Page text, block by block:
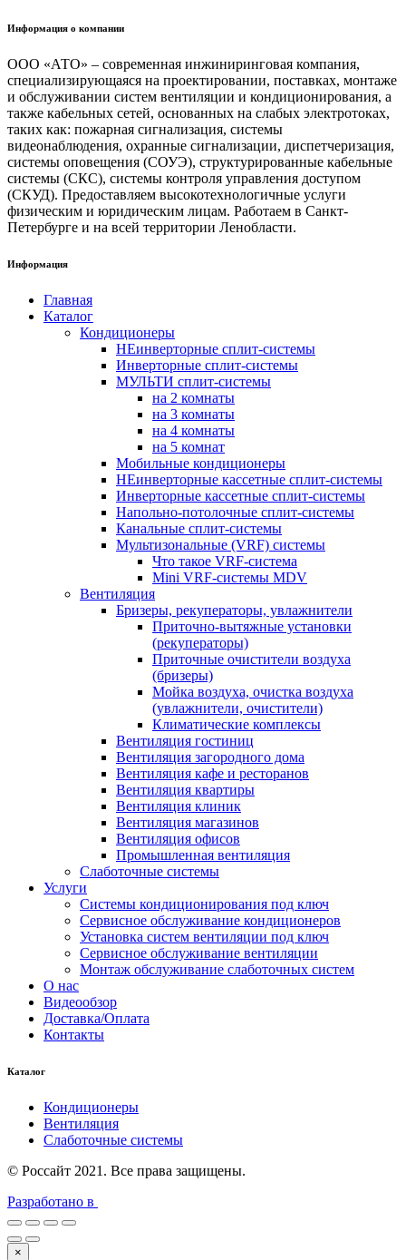
Информация о компании
ООО «АТО» – современная инжиниринговая компания,
специализирующаяся на проектировании, поставках, монтаже
и обслуживании систем вентиляции и кондиционирования, а
также кабельных сетей, основанных на слабых электротоках,
таких как: пожарная сигнализация, системы
видеонаблюдения, охранные сигнализации, диспетчеризация,
системы оповещения (СОУЭ), структурированные кабельные
системы (СКС), системы контроля управления доступом
(СКУД). Предоставляем высокотехнологичные услуги
физическим и юридическим лицам. Работаем в Санкт-
Петербурге и на всей территории Ленобласти.
Информация
Главная
Каталог
Кондиционеры
НЕинверторные сплит-системы
Инверторные сплит-системы
МУЛЬТИ сплит-системы
на 2 комнаты
на 3 комнаты
на 4 комнаты
на 5 комнат
Мобильные кондиционеры
НЕинверторные кассетные сплит-системы
Инверторные кассетные сплит-системы
Напольно-потолочные сплит-системы
Канальные сплит-системы
Мультизональные (VRF) системы
Что такое VRF-система
Mini VRF-системы MDV
Вентиляция
Бризеры, рекуператоры, увлажнители
Приточно-вытяжные установки
(рекуператоры)
Приточные очистители воздуха
(бризеры)
Мойка воздуха, очистка воздуха
(увлажнители, очистители)
Климатические комплексы
Вентиляция гостиниц
Вентиляция загородного дома
Вентиляция кафе и ресторанов
Вентиляция квартиры
Вентиляция клиник
Вентиляция магазинов
Вентиляция офисов
Промышленная вентиляция
Слаботочные системы
Услуги
Системы кондиционирования под ключ
Сервисное обслуживание кондиционеров
Установка систем вентиляции под ключ
Сервисное обслуживание вентиляции
Монтаж обслуживание слаботочных систем
О нас
Видеообзор
Доставка/Оплата
Контакты
Каталог
Кондиционеры
Вентиляция
Слаботочные системы
© Россайт 2021. Все права защищены.
Разработано в
×